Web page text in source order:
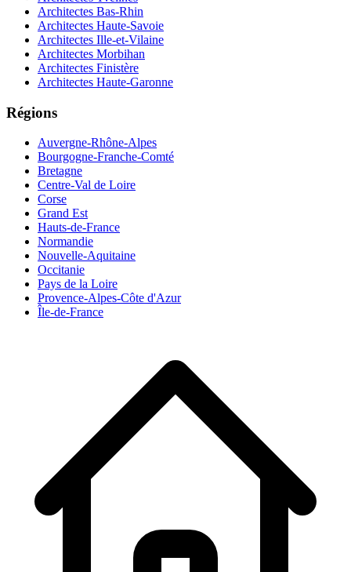
Architectes Bas-Rhin
Architectes Haute-Savoie
Architectes Ille-et-Vilaine
Architectes Morbihan
Architectes Finistère
Architectes Haute-Garonne
Régions
Auvergne-Rhône-Alpes
Bourgogne-Franche-Comté
Bretagne
Centre-Val de Loire
Corse
Grand Est
Hauts-de-France
Normandie
Nouvelle-Aquitaine
Occitanie
Pays de la Loire
Provence-Alpes-Côte d'Azur
Île-de-France